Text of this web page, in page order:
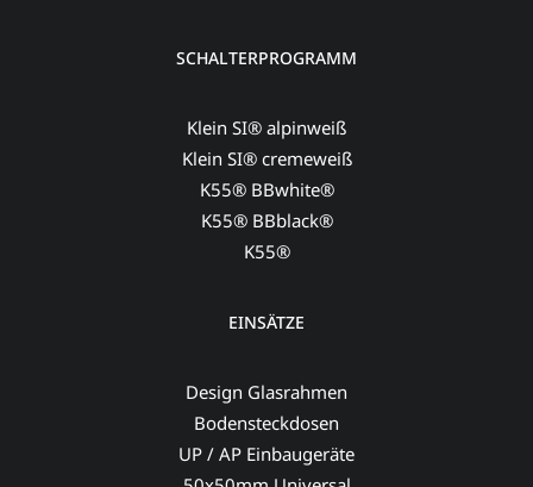
SCHALTERPROGRAMM
Klein SI® alpinweiß
Klein SI® cremeweiß
K55® BBwhite®
K55® BBblack®
K55®
EINSÄTZE
Design Glasrahmen
Bodensteckdosen
UP / AP Einbaugeräte